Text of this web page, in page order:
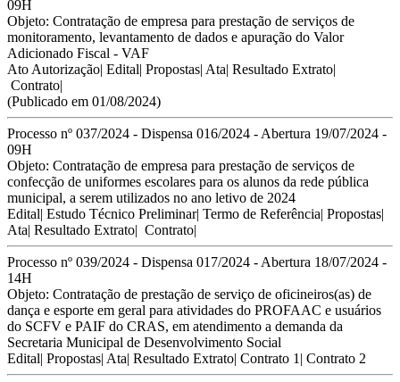
09H
Objeto: Contratação de empresa para prestação de serviços de
monitoramento, levantamento de dados e apuração do Valor
Adicionado Fiscal - VAF
Ato Autorização| Edital| Propostas| Ata| Resultado Extrato|
Contrato|
(Publicado em 01/08/2024)
Processo nº 037/2024 - Dispensa 016/2024 - Abertura 19/07/2024 -
09H
Objeto: Contratação de empresa para prestação de serviços de
confecção de uniformes escolares para os alunos da rede pública
municipal, a serem utilizados no ano letivo de 2024
Edital| Estudo Técnico Preliminar| Termo de Referência| Propostas|
Ata| Resultado Extrato| Contrato|
Processo nº 039/2024 - Dispensa 017/2024 - Abertura 18/07/2024 -
14H
Objeto: Contratação de prestação de serviço de oficineiros(as) de
dança e esporte em geral para atividades do PROFAAC e usuários
do SCFV e PAIF do CRAS, em atendimento a demanda da
Secretaria Municipal de Desenvolvimento Social
Edital| Propostas| Ata| Resultado Extrato| Contrato 1| Contrato 2